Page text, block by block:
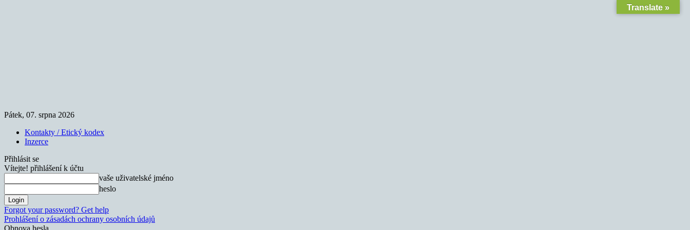
Pátek, 07. srpna 2026
Kontakty / Etický kodex
Inzerce
Přihlásit se
Vítejte! přihlášení k účtu
vaše uživatelské jméno
heslo
Forgot your password? Get help
Prohlášení o zásadách ochrany osobních údajů
Obnova hesla
Translate »